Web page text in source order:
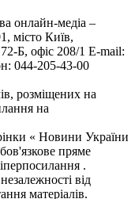
онлайн-медіа –
місто Київ,
Б, офіс 208/1 E-mail:
044-205-43-00
розміщених на
на
« Новини України
пряме
.
від
матеріалів.